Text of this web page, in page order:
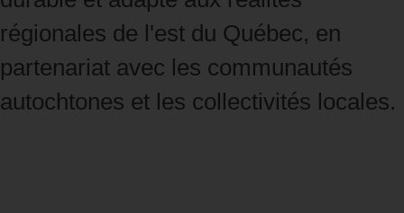
régionales de l'est du Québec, en
partenariat avec les communautés
autochtones et les collectivités locales.